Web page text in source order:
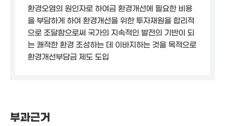
환경오염의 원인자로 하여금 환경개선에 필요한 비용
을 부담하게 하여 환경개선을 위한 투자재원을 합리적
으로 조달함으로써 국가의 지속적인 발전의 기반이 되
는 쾌적한 환경 조성하는 데 이바지하는 것을 목적으로
환경개선부담금 제도 도입
부과근거